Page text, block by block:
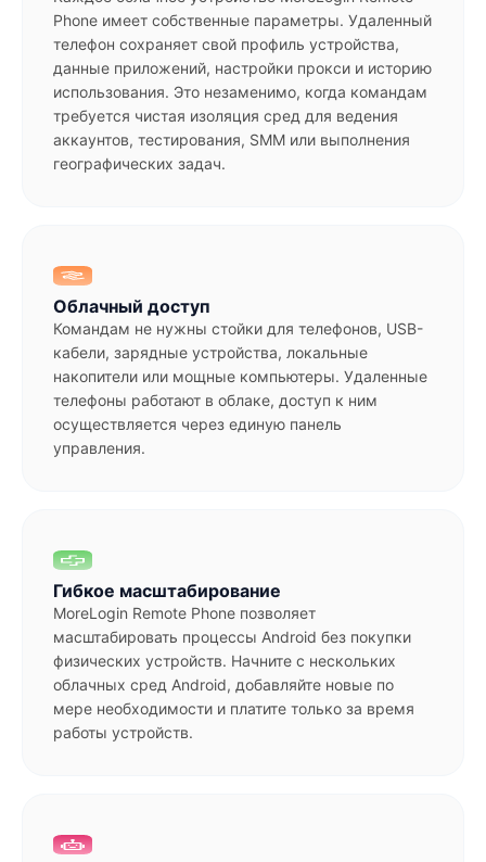
Phone имеет собственные параметры. Удаленный
телефон сохраняет свой профиль устройства,
данные приложений, настройки прокси и историю
использования. Это незаменимо, когда командам
требуется чистая изоляция сред для ведения
аккаунтов, тестирования, SMM или выполнения
географических задач.
Облачный доступ
Командам не нужны стойки для телефонов, USB-
кабели, зарядные устройства, локальные
накопители или мощные компьютеры. Удаленные
телефоны работают в облаке, доступ к ним
осуществляется через единую панель
управления.
Гибкое масштабирование
MoreLogin Remote Phone позволяет
масштабировать процессы Android без покупки
физических устройств. Начните с нескольких
облачных сред Android, добавляйте новые по
мере необходимости и платите только за время
работы устройств.